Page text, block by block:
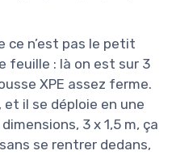
ce n’est pas le petit
feuille : là on est sur 3
XPE assez ferme.
il se déploie en une
3 x 1,5 m, ça
se rentrer dedans,